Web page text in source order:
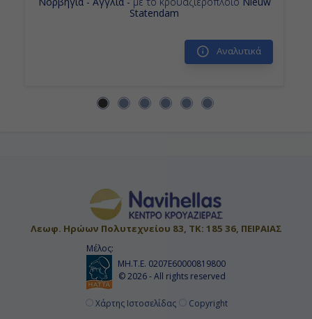
Statendam
Αναλυτικά
Λεωφ. Ηρώων Πολυτεχνείου 83, ΤΚ: 185 36, ΠΕΙΡΑΙΑΣ
Μέλος:
ΜΗ.Τ.Ε. 0207Ε60000819800
© 2026 - All rights reserved
Χάρτης Ιστοσελίδας Copyright